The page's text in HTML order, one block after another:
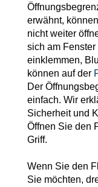
erwähnt,
nicht weiter
sich am
einklemmen,
können auf der
Der
einfach. Wir
Sicherheit und
Öffnen Sie den
Griff.
Wenn Sie den
Sie möchten,